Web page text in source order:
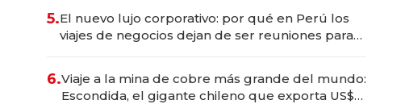
5.El nuevo lujo corporativo: por qué en Perú los
viajes de negocios dejan de ser reuniones para
6.Viaje a la mina de cobre más grande del mundo:
Escondida, el gigante chileno que exporta US$